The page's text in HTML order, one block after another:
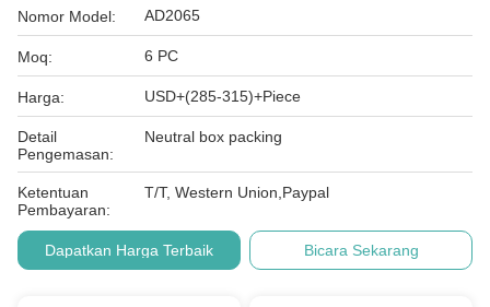
Nomor Model: AD2065
Moq: 6 PC
Harga: USD+(285-315)+Piece
Detail
Pengemasan:
Neutral box packing
Ketentuan
Pembayaran:
T/T, Western Union,Paypal
Dapatkan Harga Terbaik Bicara Sekarang